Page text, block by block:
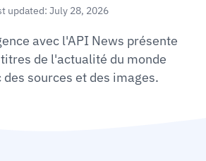
updated: July 28, 2026
avec l'API News présente
de l'actualité du monde
sources et des images.